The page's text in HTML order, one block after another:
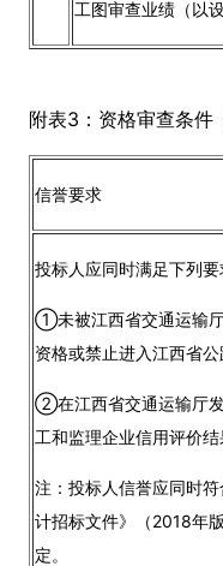
工图审查业绩（以
附表3：资格审查条件
信誉要求
投标人应同时满足下列要
①未被江西省交通运输
资格或禁止进入江西省公
②在江西省交通运输厅
工和监理企业信用评价结
注：投标人信誉应同时
计招标文件》（2018年
定。